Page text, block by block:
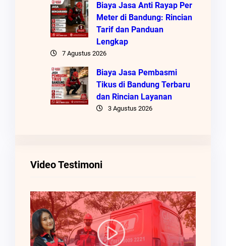
Biaya Jasa Anti Rayap Per
Meter di Bandung: Rincian
Tarif dan Panduan
Lengkap
7 Agustus 2026
Biaya Jasa Pembasmi
Tikus di Bandung Terbaru
dan Rincian Layanan
3 Agustus 2026
Video Testimoni